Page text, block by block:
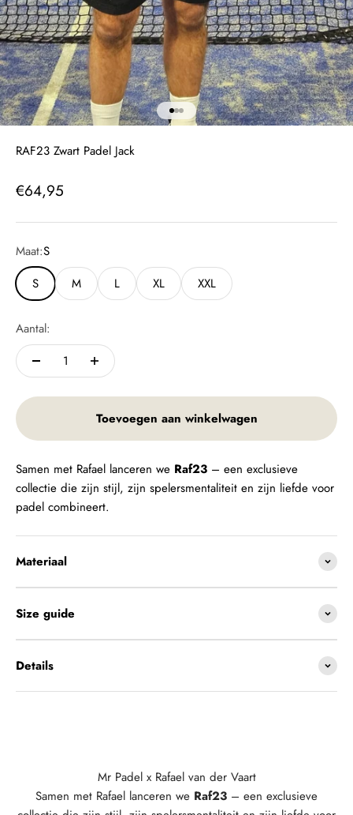
Naar artikel 1
Naar artikel 2
Naar artikel 3
RAF23 Zwart Padel Jack
Aanbiedingsprijs
€64,95
Maat:S
S
M L XL XXL
Aantal:
Toevoegen aan winkelwagen
Samen met Rafael lanceren we Raf23 – een exclusieve
collectie die zijn stijl, zijn spelersmentaliteit en zijn liefde voor
padel combineert.
Materiaal
Size guide
Details
Mr Padel x Rafael van der Vaart
Samen met Rafael lanceren we Raf23 – een exclusieve